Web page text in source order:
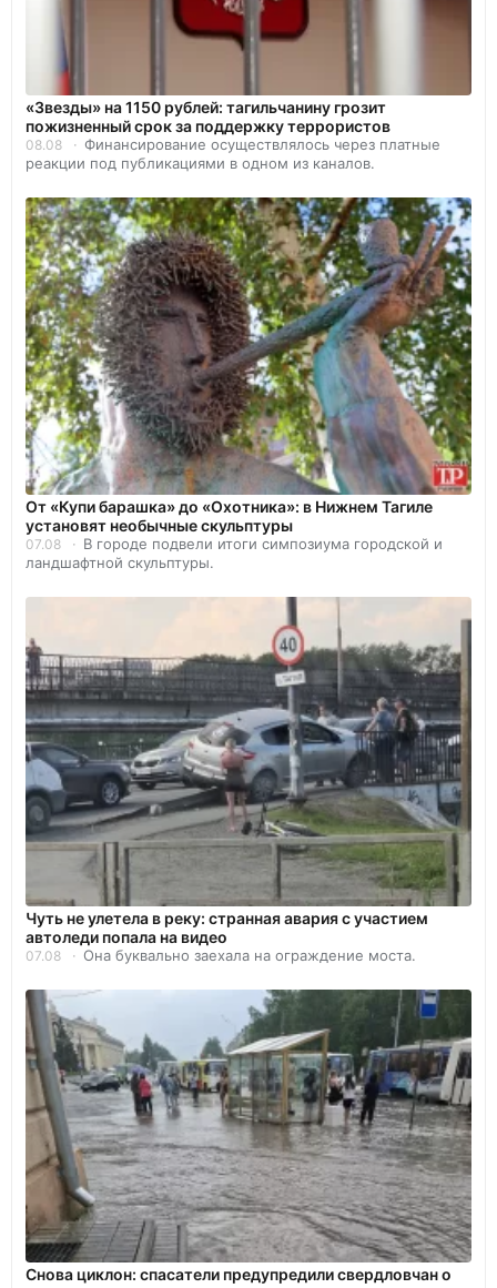
«Звезды» на 1150 рублей: тагильчанину грозит
пожизненный срок за поддержку террористов
08.08
Финансирование осуществлялось через платные
реакции под публикациями в одном из каналов.
От «Купи барашка» до «Охотника»: в Нижнем Тагиле
установят необычные скульптуры
07.08
В городе подвели итоги симпозиума городской и
ландшафтной скульптуры.
Чуть не улетела в реку: странная авария с участием
автоледи попала на видео
07.08 Она буквально заехала на ограждение моста.
Снова циклон: спасатели предупредили свердловчан о